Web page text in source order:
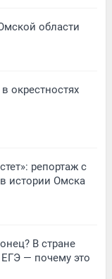
области
окрестностях
репортаж с
истории Омска
В стране
ЕГЭ — почему это